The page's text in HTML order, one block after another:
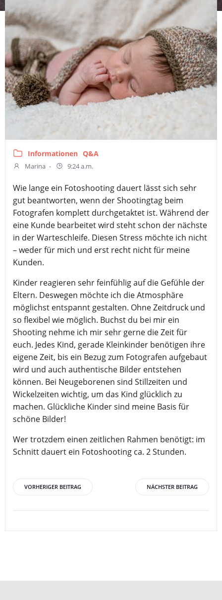
Informationen Q&A
Marina - 9:24 a.m.
Wie lange ein Fotoshooting dauert lässt sich sehr
gut beantworten, wenn der Shootingtag beim
Fotografen komplett durchgetaktet ist. Während der
eine Kunde bearbeitet wird steht schon der nächste
in der Warteschleife. Diesen Stress möchte ich nicht
– weder für mich und erst recht nicht für meine
Kunden.
Kinder reagieren sehr feinfühlig auf die Gefühle der
Eltern. Deswegen möchte ich die Atmosphäre
möglichst entspannt gestalten. Ohne Zeitdruck und
so flexibel wie möglich. Buchst du bei mir ein
Shooting nehme ich mir sehr gerne die Zeit für
euch. Jedes Kind, gerade Kleinkinder benötigen ihre
eigene Zeit, bis ein Bezug zum Fotografen aufgebaut
wird und auch authentische Bilder entstehen
können. Bei Neugeborenen sind Stillzeiten und
Wickelzeiten wichtig, um das Kind glücklich zu
machen. Glückliche Kinder sind meine Basis für
schöne Bilder!
Wer trotzdem einen zeitlichen Rahmen benötigt: im
Schnitt dauert ein Fotoshooting ca. 2 Stunden.
Beitragsnavigation
VORHERIGER BEITRAG NÄCHSTER BEITRAG